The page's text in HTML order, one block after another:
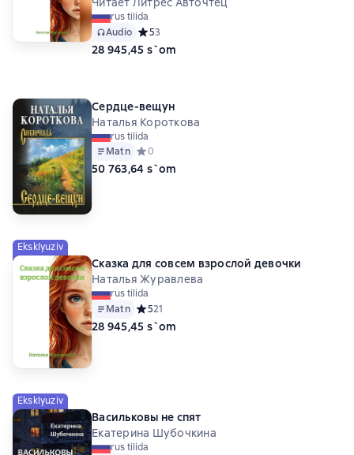
rus tilida
Audio Средний рейтинг 5 на основе 3 оценок
53
28 945,45 s`om
Сердце-вещун
Наталья Короткова
rus tilida
Matn Средний рейтинг 0 на основе 0 оценок
0
50 763,64 s`om
Eksklyuziv
Сказка для совсем взрослой девочки
Наталья Журавлева
rus tilida
Matn Средний рейтинг 5 на основе 21 оценок
521
28 945,45 s`om
Eksklyuziv
Васильковы не спят
Екатерина Шубочкина
rus tilida